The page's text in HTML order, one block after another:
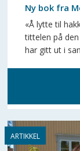
Ny bok fra
«Å lytte til
tittelen på
har gitt ut i